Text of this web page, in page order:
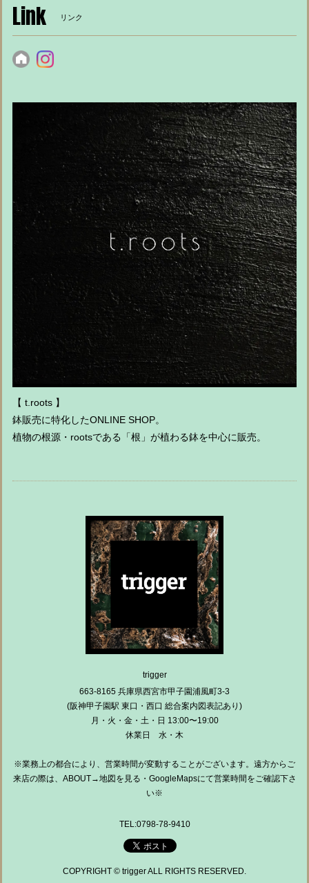
Link リンク
【 t.roots 】
鉢販売に特化したONLINE SHOP。
植物の根源・rootsである「根」が植わる鉢を中心に販売。
trigger
663-8165 兵庫県西宮市甲子園浦風町3-3
(阪神甲子園駅 東口・西口 総合案内図表記あり)
月・火・金・土・日 13:00〜19:00
休業日 水・木
※業務上の都合により、営業時間が変動することがございます。遠方からご
来店の際は、ABOUT→地図を見る・GoogleMapsにて営業時間をご確認下さ
い※
TEL:0798-78-9410
COPYRIGHT © trigger ALL RIGHTS RESERVED.